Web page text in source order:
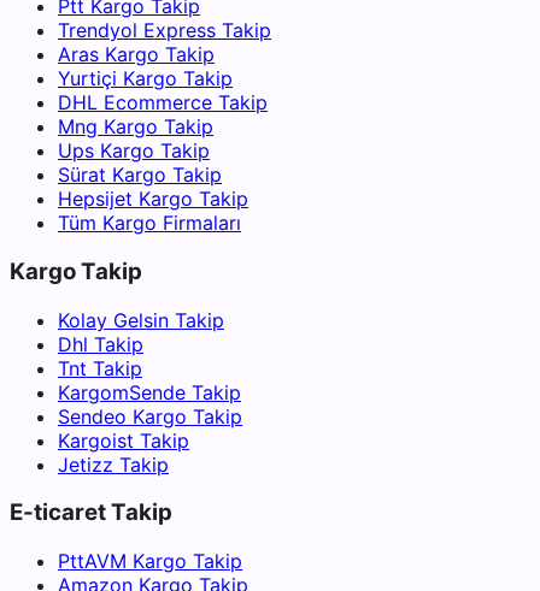
Ptt Kargo Takip
Trendyol Express Takip
Aras Kargo Takip
Yurtiçi Kargo Takip
DHL Ecommerce Takip
Mng Kargo Takip
Ups Kargo Takip
Sürat Kargo Takip
Hepsijet Kargo Takip
Tüm Kargo Firmaları
Kargo Takip
Kolay Gelsin Takip
Dhl Takip
Tnt Takip
KargomSende Takip
Sendeo Kargo Takip
Kargoist Takip
Jetizz Takip
E-ticaret Takip
PttAVM Kargo Takip
Amazon Kargo Takip